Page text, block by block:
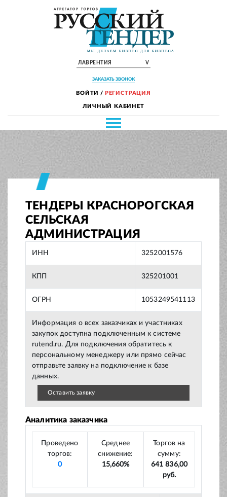
ЛАВРЕНТИЯ V
ЗАКАЗАТЬ ЗВОНОК
ВОЙТИ / РЕГИСТРАЦИЯ
ЛИЧНЫЙ КАБИНЕТ
ТЕНДЕРЫ КРАСНОРОГСКАЯ
СЕЛЬСКАЯ
АДМИНИСТРАЦИЯ
ИНН 3252001576
КПП 325201001
ОГРН 1053249541113
Информация о всех заказчиках и участниках
закупок доступна подключенным к системе
rutend.ru. Для подключения обратитесь к
персональному менеджеру или прямо сейчас
отправьте заявку на подключение к базе
данных.
Оставить заявку
Аналитика заказчика
Проведено
торгов:
0
Среднее
снижение:
15,660%
Торгов на
сумму:
641 836,00
руб.